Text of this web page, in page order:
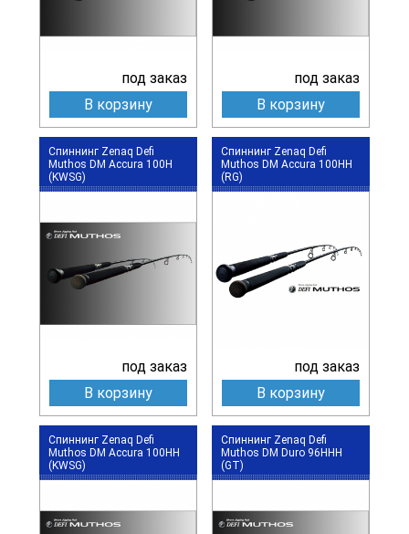
под заказ
В корзину
под заказ
В корзину
Спиннинг Zenaq Defi
Muthos DM Accura 100H
(KWSG)
под заказ
В корзину
Спиннинг Zenaq Defi
Muthos DM Accura 100HH
(RG)
под заказ
В корзину
Спиннинг Zenaq Defi
Muthos DM Accura 100HH
(KWSG)
Спиннинг Zenaq Defi
Muthos DM Duro 96HHH
(GT)